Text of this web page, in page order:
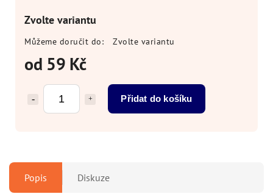
od 59 Kč
Přidat do košíku
Zvolte variantu
Můžeme doručit do: Zvolte variantu
Popis Diskuze